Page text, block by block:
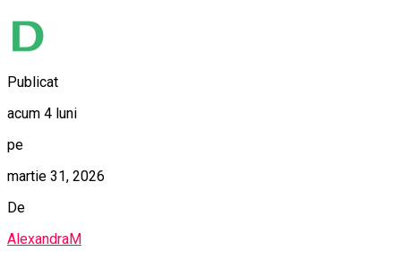
Publicat
acum 4 luni
pe
martie 31, 2026
De
AlexandraM